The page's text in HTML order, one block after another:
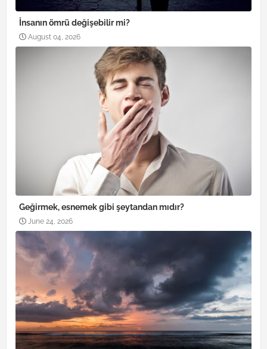
İnsanın ömrü değişebilir mi?
August 04, 2026
Geğirmek, esnemek gibi şeytandan mıdır?
June 24, 2026